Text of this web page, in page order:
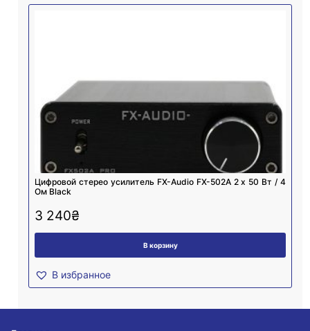
Цифровой стерео усилитель FX-Audio FX-502A 2 х 50 Вт / 4
Ом Black
3 240₴
В корзину
В избранное